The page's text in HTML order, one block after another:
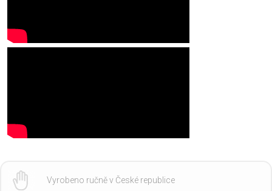
Vyrobeno ručně v České republice